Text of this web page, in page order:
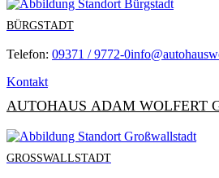
BÜRGSTADT
Telefon: 09371 / 9772-0
Kontakt
AUTOHAUS ADAM WOLFERT
GROSSWALLSTADT